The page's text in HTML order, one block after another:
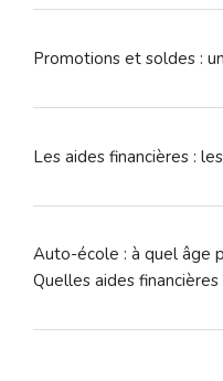
Promotions et soldes :
Les aides financières :
Auto-école : à quel âge
Quelles aides financières